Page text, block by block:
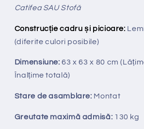
Catifea SAU Stofă
Construcție cadru și picioare:
(diferite culori posibile)
Dimensiune: 63 x 63 x 80 cm
Înalțime totală)
Stare de asamblare: Montat
Greutate maximă admisă: 130 kg